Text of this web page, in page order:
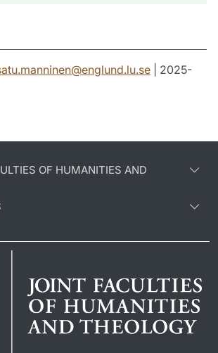
@englund.lu.se | 2025-
OF HUMANITIES AND